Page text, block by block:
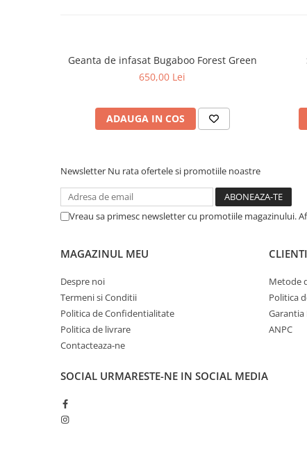
Geanta de infasat Bugaboo Forest Green
650,00 Lei
ADAUGA IN COS
Newsletter Nu rata ofertele si promotiile noastre
Vreau sa primesc newsletter cu promotiile magazinului.
MAGAZINUL MEU
Despre noi
Termeni si Conditii
Politica de Confidentialitate
Politica de livrare
Contacteaza-ne
CLIENTI
Metode
Politica
ANPC
SOCIAL URMARESTE-NE IN SOCIAL MEDIA